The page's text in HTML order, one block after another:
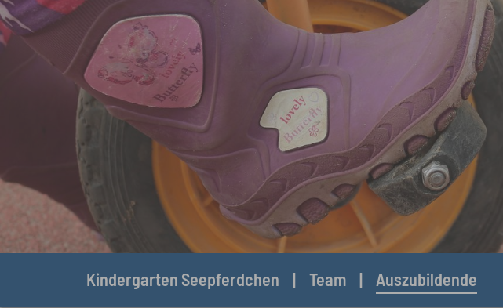
Kindergarten Seepferdchen Team Auszubildende